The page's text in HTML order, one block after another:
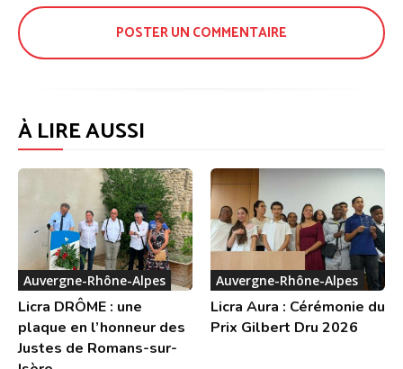
À LIRE AUSSI
Auvergne-Rhône-Alpes
Licra DRÔME : une
plaque en l’honneur des
Justes de Romans-sur-
Auvergne-Rhône-Alpes
Licra Aura : Cérémonie du
Prix Gilbert Dru 2026